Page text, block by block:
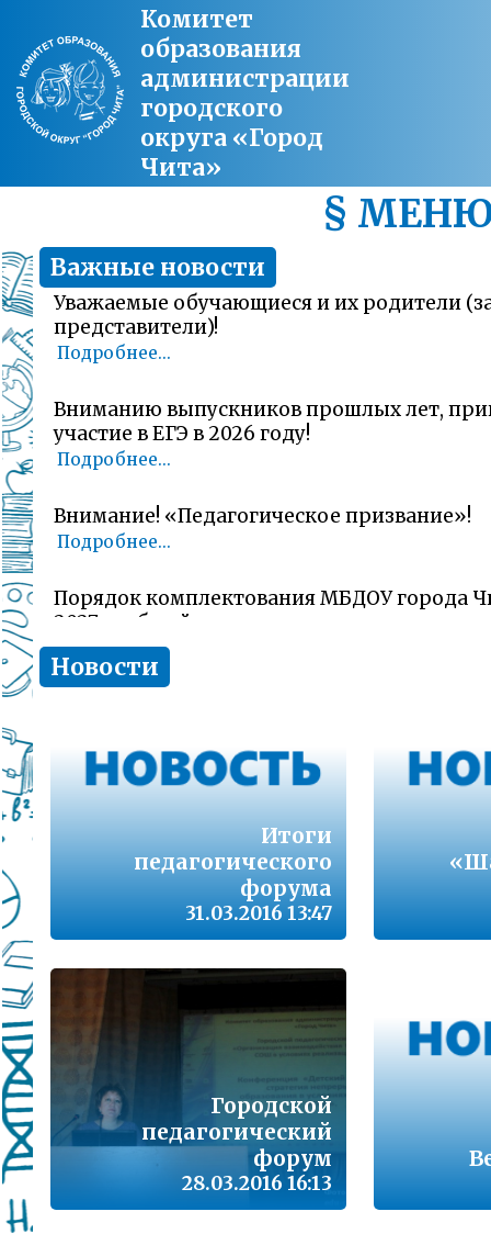
Комитет
образования
администрации
городского
округа «Город
Чита»
§
Важные новости
Уважаемые обучающиеся и их родители
представители)!
Подробнее...
Вниманию выпускников прошлых лет,
участие в ЕГЭ в 2026 году!
Подробнее...
Внимание! «Педагогическое призвание»!
Подробнее...
Порядок комплектования МБДОУ города
2027 учебный год
Подробнее...
Подробнее...
наша с Вами общая задача – не допустить
заболеваемости
Лицам, желающим сдать единый
(далее ЕГЭ) в 2026 году
Подробнее...
Школа управленческого резерва: Ваш
Подробнее...
ВАШ РЕБЁНОК ИДЁТ В ДЕТСКИЙ САД
Детский телефон доверия
Новости
Итоги
педагогического
форума
31.03.2016 13:47
Городской
педагогический
форум
28.03.2016 16:13